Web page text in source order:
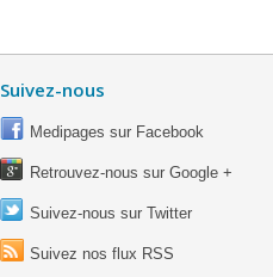
Suivez-nous
Medipages sur Facebook
Retrouvez-nous sur Google +
Suivez-nous sur Twitter
Suivez nos flux RSS